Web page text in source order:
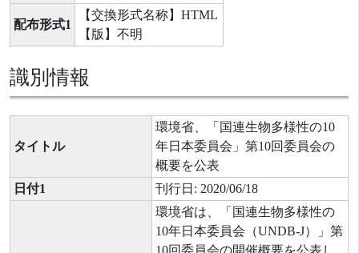
配布形式1
【交換形式名称】HTML
【版】不明
識別情報
タイトル
環境省、「国連生物多様性の10
年日本委員会」第10回委員会の
概要を公表
日付1
刊行日: 2020/06/18
環境省は、「国連生物多様性の
10年日本委員会（UNDB-J）」第